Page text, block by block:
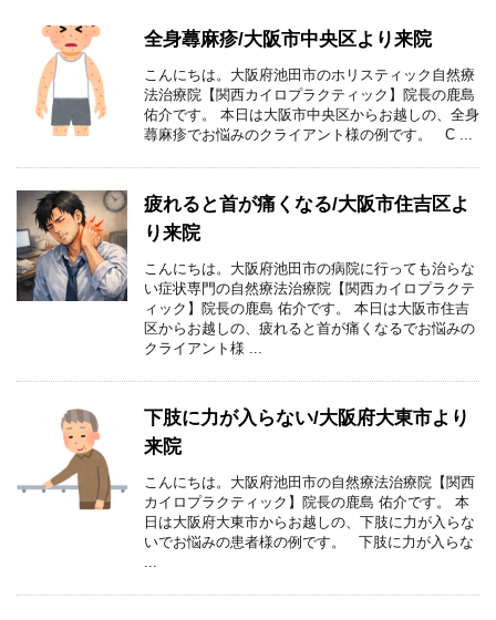
全身蕁麻疹/大阪市中央区より来院
こんにちは。大阪府池田市のホリスティック自然療
法治療院【関西カイロプラクティック】院長の鹿島
佑介です。 本日は大阪市中央区からお越しの、全身
蕁麻疹でお悩みのクライアント様の例です。 C ...
疲れると首が痛くなる/大阪市住吉区よ
り来院
こんにちは。大阪府池田市の病院に行っても治らな
い症状専門の自然療法治療院【関西カイロプラクテ
ィック】院長の鹿島 佑介です。 本日は大阪市住吉
区からお越しの、疲れると首が痛くなるでお悩みの
クライアント様 ...
下肢に力が入らない/大阪府大東市より
来院
こんにちは。大阪府池田市の自然療法治療院【関西
カイロプラクティック】院長の鹿島 佑介です。 本
日は大阪府大東市からお越しの、下肢に力が入らな
いでお悩みの患者様の例です。 下肢に力が入らな
...